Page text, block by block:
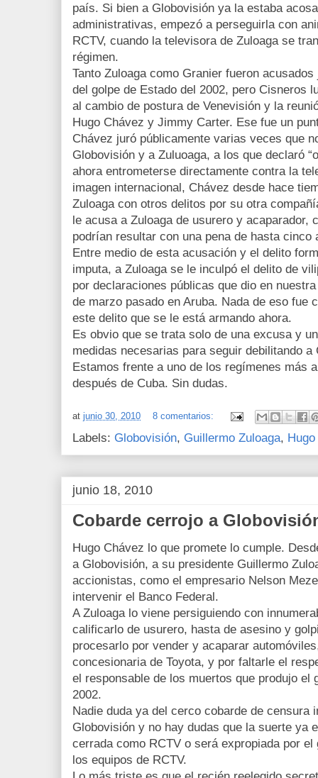
país. Si bien a Globovisión ya la estaba
administrativas, empezó a perseguirla con
RCTV, cuando la televisora de Zuloaga se
régimen.
Tanto Zuloaga como Granier fueron
del golpe de Estado del 2002, pero Cisneros
al cambio de postura de Venevisión y la
Hugo Chávez y Jimmy Carter. Ese fue un
Chávez juró públicamente varias veces que
Globovisión y a Zuluoaga, a los que declaró
ahora entrometerse directamente contra la
imagen internacional, Chávez desde hace
Zuloaga con otros delitos por su otra
le acusa a Zuloaga de usurero y acaparador,
podrían resultar con una pena de hasta cinco
Entre medio de esta acusación y el delito
imputa, a Zuloaga se le inculpó el delito de
por declaraciones públicas que dio en
de marzo pasado en Aruba. Nada de eso fue
este delito que se le está armando ahora.
Es obvio que se trata solo de una excusa y
medidas necesarias para seguir debilitando
Estamos frente a uno de los regímenes más
después de Cuba. Sin dudas.
at junio 30, 2010 8 comentarios:
Labels: Globovisión, Guillermo Zuloaga,
junio 18, 2010
Cobarde cerrojo a
Hugo Chávez lo que promete lo cumple.
a Globovisión, a su presidente Guillermo
accionistas, como el empresario Nelson
intervenir el Banco Federal.
A Zuloaga lo viene persiguiendo con
calificarlo de usurero, hasta de asesino y
procesarlo por vender y acaparar
concesionaria de Toyota, y por faltarle el
el responsable de los muertos que produjo el
2002.
Nadie duda ya del cerco cobarde de censura
Globovisión y no hay dudas que la suerte ya
cerrada como RCTV o será expropiada por
los equipos de RCTV.